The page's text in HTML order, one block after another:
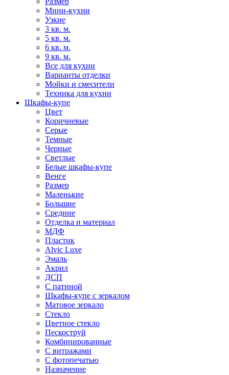
Мини-кухни
Узкие
3 кв. м.
5 кв. м.
6 кв. м.
9 кв. м.
Все для кухни
Варианты отделки
Мойки и смесители
Техника для кухни
Шкафы-купе
Цвет
Коричневые
Серые
Темные
Черные
Светлые
Белые шкафы-купе
Венге
Размер
Маленькие
Большие
Средние
Отделка и материал
МДФ
Пластик
Alvic Luxe
Эмаль
Акрил
ДСП
С патиной
Шкафы-купе с зеркалом
Матовое зеркало
Стекло
Цветное стекло
Пескоструй
Комбинированные
С витражами
С фотопечатью
Назначение